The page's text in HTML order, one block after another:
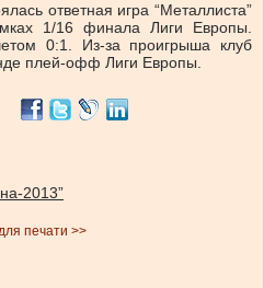
ответная игра “Металлиста”
1/16 финала Лиги Европы.
0:1. Из-за проигрыша клуб
плей-офф Лиги Европы.
2013”
печати >>